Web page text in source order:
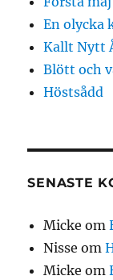
En olycka
Kallt Nytt
Blött och
Höstsådd
SENASTE
Micke om
Nisse om
Micke om